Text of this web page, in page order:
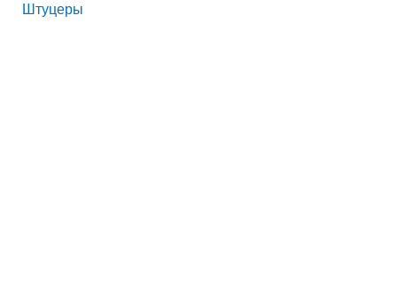
Штуцеры